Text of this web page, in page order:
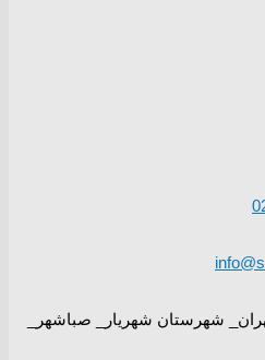
شهرستان شهریار_ صباشهر_